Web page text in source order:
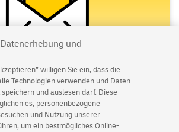
Sie unseren Newsletter
über exklusive Angebote und
jetzt mit Vorteil
und
willigen Sie ein, dass die
Technologien verwenden und Daten
und auslesen darf. Diese
es, personenbezogene
und Nutzung unserer
um ein bestmögliches Online-